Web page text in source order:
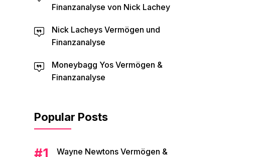
Finanzanalyse von Nick Lachey
Nick Lacheys Vermögen und
Finanzanalyse
Moneybagg Yos Vermögen &
Finanzanalyse
Popular Posts
Wayne Newtons Vermögen &